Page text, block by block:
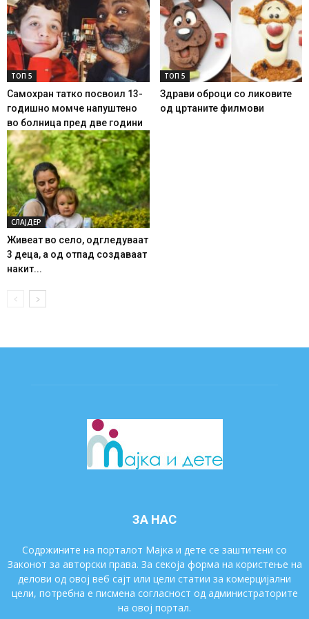
ТОП 5
Самохран татко посвоил 13-
годишно момче напуштено
во болница пред две години
ТОП 5
Здрави оброци со ликовите
од цртаните филмови
СЛАЈДЕР
Живеат во село, одгледуваат
3 деца, а од отпад создаваат
накит...
ЗА НАС
Содржините на порталот Мајка и дете се заштитени со
Законот за авторски права. За секоја форма на користење на
делови од овој веб сајт или цели статии за комерцијални
цели, потребна е писмена согласност од администраторите
на овој портал.